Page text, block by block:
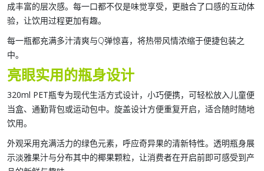
成丰富的层次感。每一口都不仅是味觉享受，更融合了口感的互动体
验，让饮用过程更加有趣。
每一瓶都充满多汁清爽与Q弹惊喜，将热带风情浓缩于便捷包装之
中。
亮眼实用的瓶身设计
320ml PET瓶专为现代生活方式设计，小巧便携，可轻松放入儿童便
当盒、通勤背包或运动包中。旋盖设计方便重复开启，适合随时随地
饮用。
外观采用充满活力的绿色元素，呼应奇异果的清新特性。透明瓶身展
示淡雅果汁与分布其中的椰果颗粒，让消费者在开启前即可感受到产